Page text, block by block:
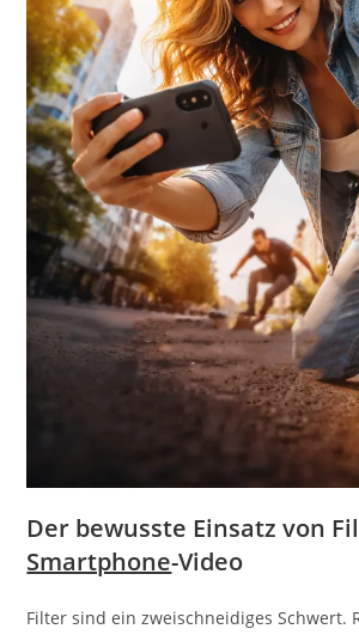
Der bewusste Einsatz von
Smartphone-Video
Filter sind ein zweischneidiges Schwert.